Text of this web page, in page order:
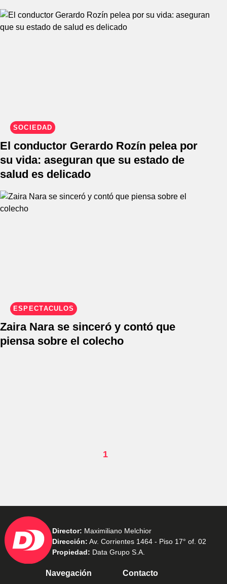
SOCIEDAD
El conductor Gerardo Rozín pelea por
su vida: aseguran que su estado de
salud es delicado
ESPECTÁCULOS
Zaira Nara se sinceró y contó que
piensa sobre el colecho
1
Director: Maximiliano Melchior
Dirección: Av. Corrientes 1464 - Piso 17° of. 02
Propiedad: Data Grupo S.A.
Navegación Contacto